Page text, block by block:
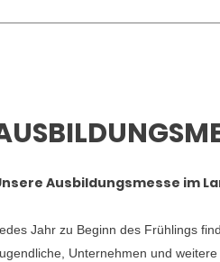
Ausbildungsmesse im
Jahr zu Beginn des Frühlings
Unternehmen und